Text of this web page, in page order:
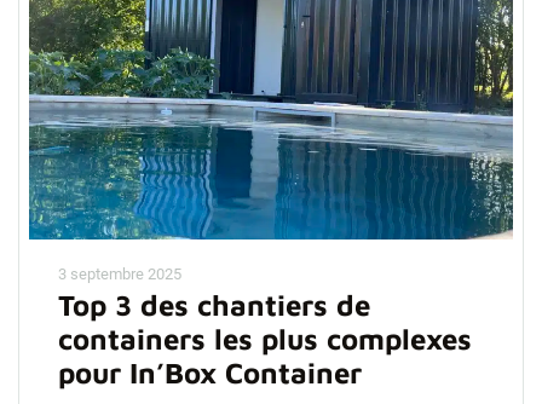
3 septembre 2025
Top 3 des chantiers de
containers les plus complexes
pour In’Box Container